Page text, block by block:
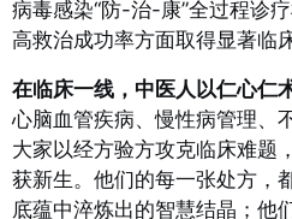
病毒感染“防-治-康”全过程诊
高救治成功率方面取得显著临
在临床一线，中医人以仁心仁
心脑血管疾病、慢性病管理
大家以经方验方攻克临床难题
获新生。他们的每一张处方，
底蕴中淬炼出的智慧结晶；他